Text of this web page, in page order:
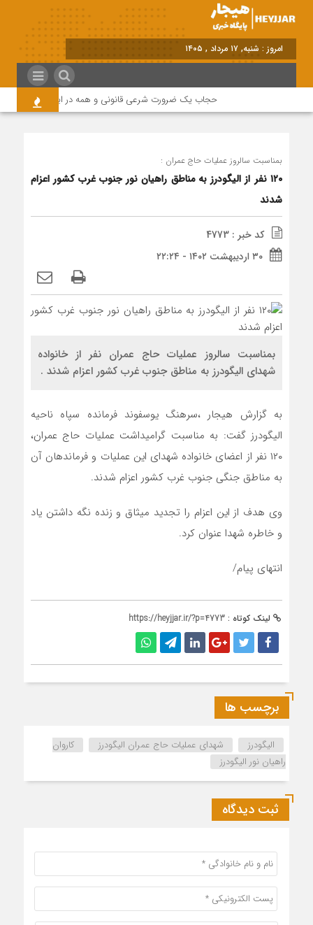
امروز : شنبه, ۱۷ مرداد , ۱۴۰۵
حجاب یک ضرورت شرعی قانونی و همه در این زمینه مسئول
بمناسبت سالروز عملیات حاج عمران :
۱۲۰ نفر از الیگودرز به مناطق راهیان نور جنوب غرب کشور اعزام
شدند
کد خبر : 4773
۳۰ اردیبهشت ۱۴۰۲ - ۲۲:۲۴
بمناسبت سالروز عملیات حاج عمران نفر از خانواده
شهدای الیگودرز به مناطق جنوب غرب کشور اعزام شدند .
به گزارش هیجار ،سرهنگ یوسفوند فرمانده سپاه ناحیه
الیگودرز گفت: به مناسبت گرامیداشت عملیات حاج عمران،
۱۲۰ نفر از اعضای خانواده شهدای این عملیات و فرماندهان آن
به مناطق جنگی جنوب غرب کشور اعزام شدند.
وی هدف از این اعزام را تجدید میثاق و زنده نگه داشتن یاد
و خاطره شهدا عنوان کرد.
انتهای پیام/
لینک کوتاه : https://heyjjar.ir/?p=4773
برچسب ها
الیگودرز شهدای عملیات حاج عمران الیگودرز
کاروان
راهیان نور الیگودرز
ثبت دیدگاه